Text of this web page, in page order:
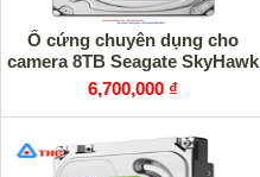
Ổ cứng chuyên dụng cho
camera 8TB Seagate SkyHawk
6,700,000 ₫